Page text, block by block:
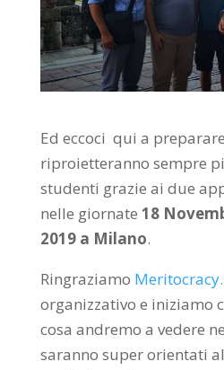
Ed eccoci qui a
riproietteranno sempre
studenti grazie ai due
nelle giornate 18
2019 a Milano.
Ringraziamo
organizzativo e iniziamo
cosa andremo a vedere
saranno super orientati